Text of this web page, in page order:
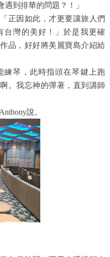
到排華的問題？！」
正因如此，才更要讓旅人們
台灣的美好！」於是我更確
品，好好將美麗寶島介紹給
練琴，此時指頭在琴鍵上跑
。我忘神的彈著，直到講師
說。